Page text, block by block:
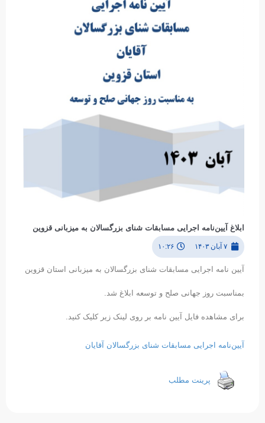
ابلاغ آیین‌نامه اجرایی مسابقات شنای بزرگسالان به میزبانی قزوین
۷ آبان ۱۴۰۳ ۱۰:۲۶
آیین نامه اجرایی مسابقات شنای بزرگسالان به میزبانی استان قزوین
بمناسبت روز جهانی صلح و توسعه ابلاغ شد.
برای مشاهده فایل آیین نامه بر روی لینک زیر کلیک کنید.
آیین‌نامه اجرایی مسابقات شنای بزرگسالان آقایان
پرینت مطلب